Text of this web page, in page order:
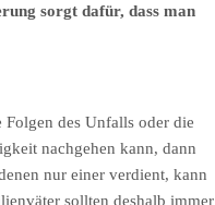
sorgt dafür, dass man
des Unfalls oder die
nachgehen kann, dann
nur einer verdient, kann
sollten deshalb immer